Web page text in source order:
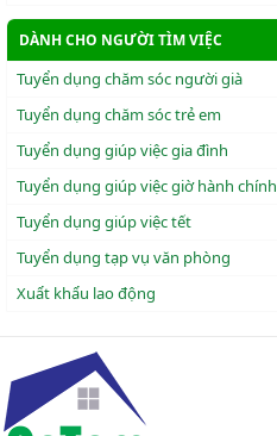
DÀNH CHO NGƯỜI TÌM VIỆC
Tuyển dụng chăm sóc người già
Tuyển dụng chăm sóc trẻ em
Tuyển dụng giúp việc gia đình
Tuyển dụng giúp việc giờ hành chính
Tuyển dụng giúp việc tết
Tuyển dụng tạp vụ văn phòng
Xuẩt khẩu lao động